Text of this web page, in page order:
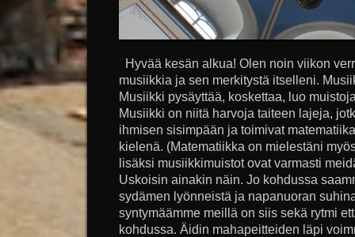
Hyvää kesän alkua! Olen noin viikon
musiikkia ja sen merkitystä itselleni.
Musiikki pysäyttää, koskettaa, luo
Musiikki on niitä harvoja taiteen lajeja,
ihmisen sisimpään ja toimivat
kielenä. (Matematiikka on mielestäni
lisäksi musiikkimuistot ovat varmasti
Uskoisin ainakin näin. Jo kohdussa
sydämen lyönneistä ja napanuoran
syntymäämme meillä on siis sekä rytmi
kohdussa. Äidin mahapeitteiden läpi